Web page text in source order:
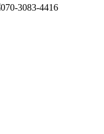
070-3083-4416